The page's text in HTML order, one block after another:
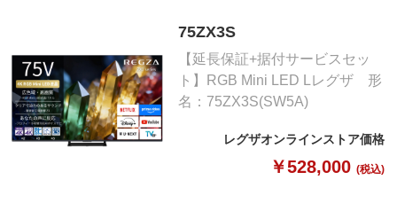
75ZX3S
【延長保証+据付サービスセッ
ト】RGB Mini LED Lレグザ 形
名：75ZX3S(SW5A)
レグザオンラインストア価格
￥528,000 (税込)